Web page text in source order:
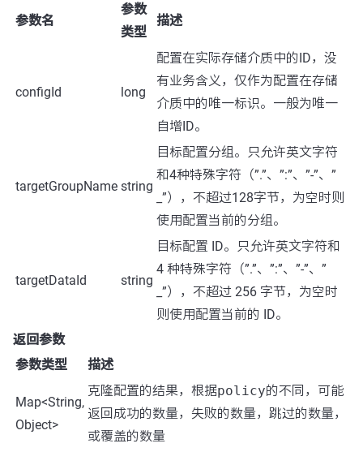
参数名
参数
类型
描述
configId long
配置在实际存储介质中的ID，没
有业务含义，仅作为配置在存储
介质中的唯一标识。一般为唯一
自增ID。
targetGroupName string
目标配置分组。只允许英文字符
和4种特殊字符（”.”、”:”、”-”、”
_”），不超过128字节，为空时则
使用配置当前的分组。
targetDataId string
目标配置 ID。只允许英文字符和
4 种特殊字符（”.”、”:”、”-”、”
_”），不超过 256 字节，为空时
则使用配置当前的 ID。
返回参数
参数类型
描述
Map<String,
Object>
克隆配置的结果，根据policy的不同，可能
返回成功的数量，失败的数量，跳过的数量，
或覆盖的数量